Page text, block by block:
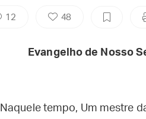
12 48
Evangelho de Nosso
Naquele tempo, Um mestre